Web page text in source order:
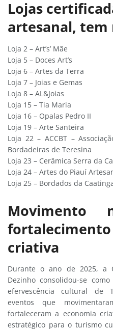
Lojas
artesanal, tem
Loja 2 – Art’s’ Mãe
Loja 5 – Doces Art’s
Loja 6 – Artes da Terra
Loja 7 – Joias e Gemas
Loja 8 – AL&Joias
Loja 15 – Tia Maria
Loja 16 – Opalas Pedro II
Loja 19 – Arte Santeira
Loja 22 – ACCBT –
Bordadeiras de Teresina
Loja 23 – Cerâmica Serra da
Loja 24 – Artes do Piauí
Loja 25 – Bordados da
criativa
Durante o ano de 2025, a
Dezinho consolidou-se
efervescência cultural de
eventos que
fortaleceram a economia
estratégico para o turismo